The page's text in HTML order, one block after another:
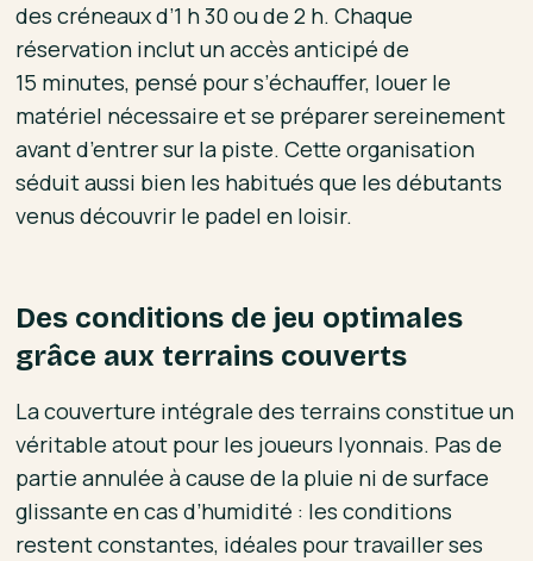
des créneaux d’1 h 30 ou de 2 h. Chaque
réservation inclut un accès anticipé de
15 minutes, pensé pour s’échauffer, louer le
matériel nécessaire et se préparer sereinement
avant d’entrer sur la piste. Cette organisation
séduit aussi bien les habitués que les débutants
venus découvrir le padel en loisir.
Des conditions de jeu optimales
grâce aux terrains couverts
La couverture intégrale des terrains constitue un
véritable atout pour les joueurs lyonnais. Pas de
partie annulée à cause de la pluie ni de surface
glissante en cas d’humidité : les conditions
restent constantes, idéales pour travailler ses